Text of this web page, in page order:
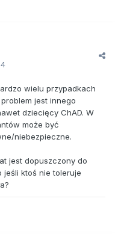
wielu przypadkach
jest innego
dziecięcy ChAD. W
może być
niebezpieczne.
jest dopuszczony do
jeśli ktoś nie toleruje